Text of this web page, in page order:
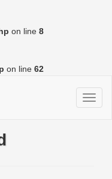
on line 8
on line 62